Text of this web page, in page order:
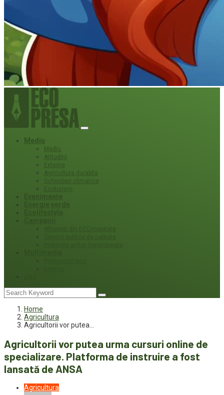
Mediu
Mediu
Atitudini
Externe
Agricultura durabila
Schimbari climatice
Ecoturism
Home
Agricultura
Agricultorii vor putea…
Agricultorii vor putea urma cursuri online de
specializare. Platforma de instruire a fost
lansată de ANSA
Agricultura